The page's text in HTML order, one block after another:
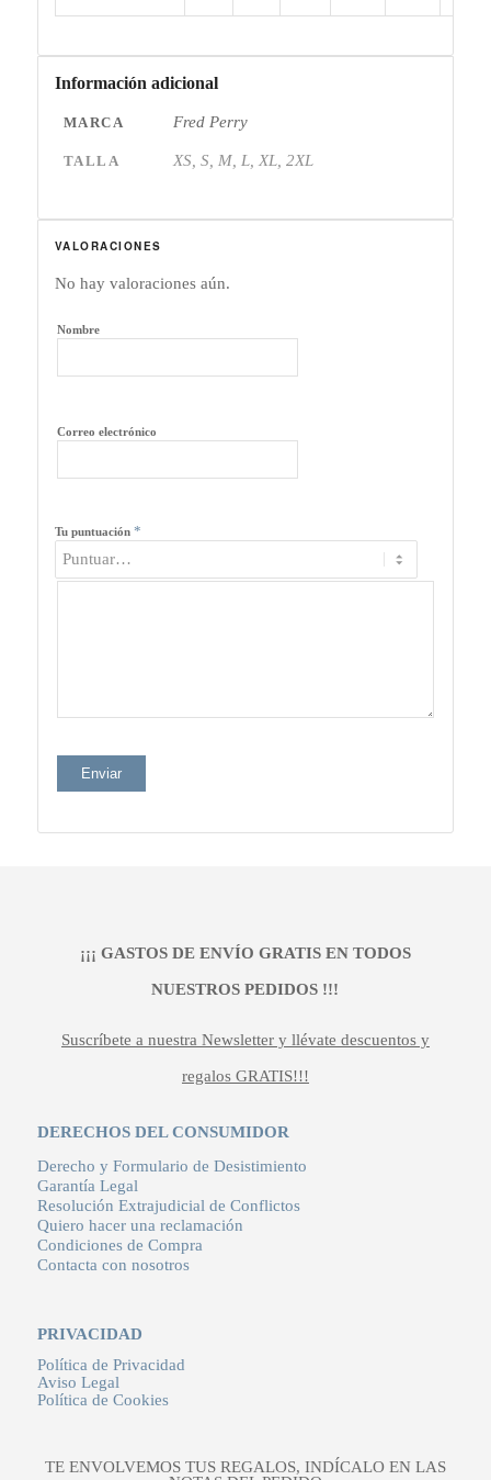
Información adicional
MARCA Fred Perry
TALLA XS, S, M, L, XL, 2XL
VALORACIONES
No hay valoraciones aún.
Nombre
Correo electrónico
Tu puntuación *
¡¡¡ GASTOS DE ENVÍO GRATIS EN TODOS
NUESTROS PEDIDOS !!!
Suscríbete a nuestra Newsletter y llévate descuentos y
regalos GRATIS!!!
DERECHOS DEL CONSUMIDOR
Derecho y Formulario de Desistimiento
Garantía Legal
Resolución Extrajudicial de Conflictos
Quiero hacer una reclamación
Condiciones de Compra
Contacta con nosotros
PRIVACIDAD
Política de Privacidad
Aviso Legal
Política de Cookies
TE ENVOLVEMOS TUS REGALOS, INDÍCALO EN LAS